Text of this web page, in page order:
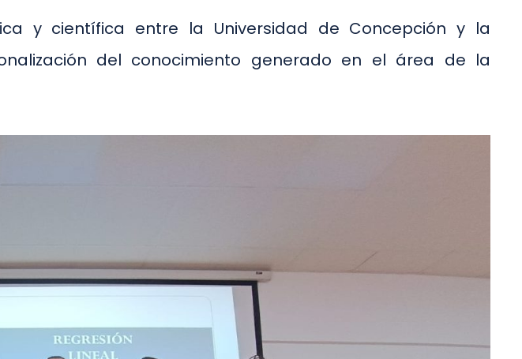
y científica entre la Universidad de Concepción y la
del conocimiento generado en el área de la